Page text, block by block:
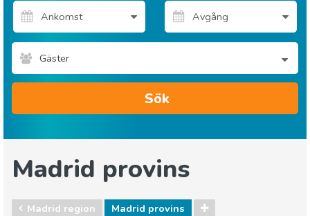
Gäster
Sök
Madrid provins
Madrid region
Madrid provins